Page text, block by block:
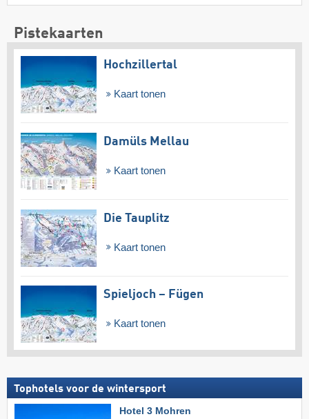
Pistekaarten
Hochzillertal
Kaart tonen
Damüls Mellau
Kaart tonen
Die Tauplitz
Kaart tonen
Spieljoch – Fügen
Kaart tonen
Tophotels voor de wintersport
Hotel 3 Mohren